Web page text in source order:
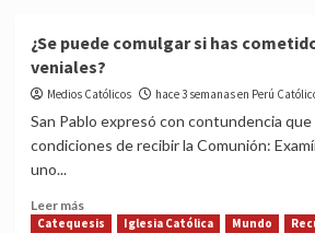
son
las
señales
del
de
¿Se puede comulgar si has
veniales?
Medios Católicos hace 3 semanas en Perú
San Pablo expresó con contundencia
condiciones de recibir la Comunión:
uno...
Leer másRead
more
Catequesis Iglesia Católica Mundo